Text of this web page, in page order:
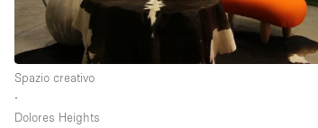
Spazio creativo
∙
Dolores Heights